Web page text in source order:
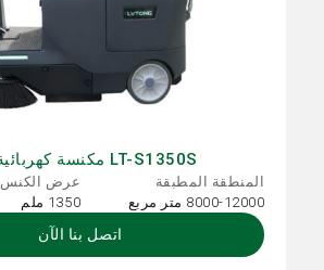
LT-S1350S مكنسة كهربائية قابلة للركوب
المنطقة المطبقة
عرض الكنس
8000-12000 متر مربع
1350 ملم
اتصل بنا الآن